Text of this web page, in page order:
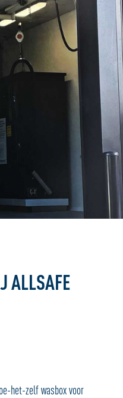
ALLSAFE
het-zelf wasbox voor